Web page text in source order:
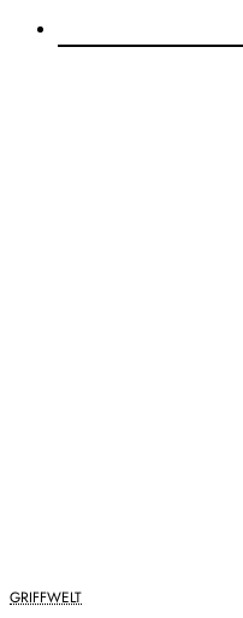
GRIFFWELT